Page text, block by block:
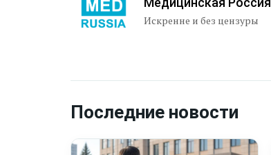
Искренне и без цензуры
Последние новости